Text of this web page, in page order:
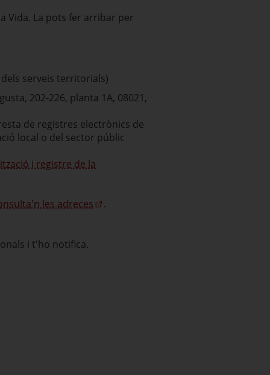
Vida. La pots fer arribar per
serveis territorials)
202-226, planta 1A, 08021,
de registres electrònics de
local o del sector públic
i registre de la
les adreces
.
i t'ho notifica.